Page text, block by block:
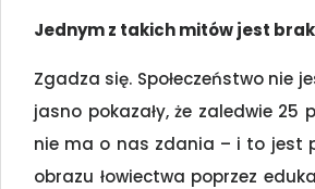
Jednym z takich mitów jest
Zgadza się. Społeczeństwo nie
jasno pokazały, że zaledwie
nie ma o nas zdania – i to jest
obrazu łowiectwa poprzez